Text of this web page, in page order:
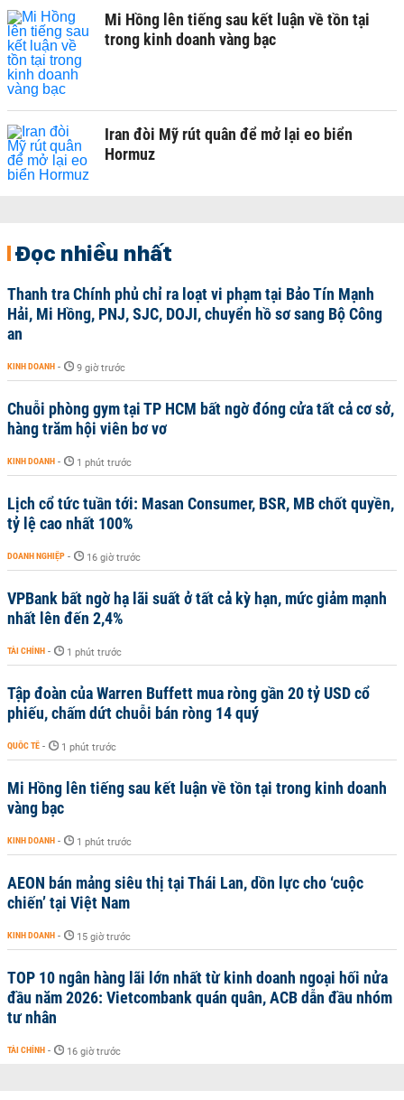
Mi Hồng lên tiếng sau kết luận về tồn tại
trong kinh doanh vàng bạc
Iran đòi Mỹ rút quân để mở lại eo biển
Hormuz
Đọc nhiều nhất
Thanh tra Chính phủ chỉ ra loạt vi phạm tại Bảo Tín Mạnh
Hải, Mi Hồng, PNJ, SJC, DOJI, chuyển hồ sơ sang Bộ Công
an
KINH DOANH - 9 giờ trước
Chuỗi phòng gym tại TP HCM bất ngờ đóng cửa tất cả cơ sở,
hàng trăm hội viên bơ vơ
KINH DOANH - 1 phút trước
Lịch cổ tức tuần tới: Masan Consumer, BSR, MB chốt quyền,
tỷ lệ cao nhất 100%
DOANH NGHIỆP - 16 giờ trước
VPBank bất ngờ hạ lãi suất ở tất cả kỳ hạn, mức giảm mạnh
nhất lên đến 2,4%
TÀI CHÍNH - 1 phút trước
Tập đoàn của Warren Buffett mua ròng gần 20 tỷ USD cổ
phiếu, chấm dứt chuỗi bán ròng 14 quý
QUỐC TẾ - 1 phút trước
Mi Hồng lên tiếng sau kết luận về tồn tại trong kinh doanh
vàng bạc
KINH DOANH - 1 phút trước
AEON bán mảng siêu thị tại Thái Lan, dồn lực cho ‘cuộc
chiến’ tại Việt Nam
KINH DOANH - 15 giờ trước
TOP 10 ngân hàng lãi lớn nhất từ kinh doanh ngoại hối nửa
đầu năm 2026: Vietcombank quán quân, ACB dẫn đầu nhóm
tư nhân
TÀI CHÍNH - 16 giờ trước